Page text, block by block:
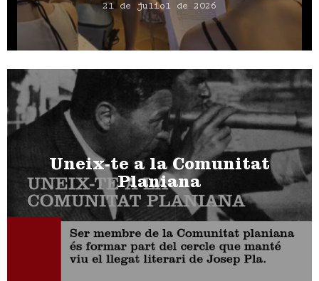
21 de juliol de 2026
Uneix-te a la Comunitat
Planiana